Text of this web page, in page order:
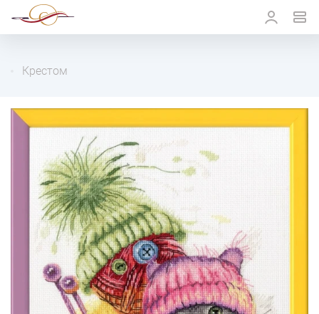
Крестом